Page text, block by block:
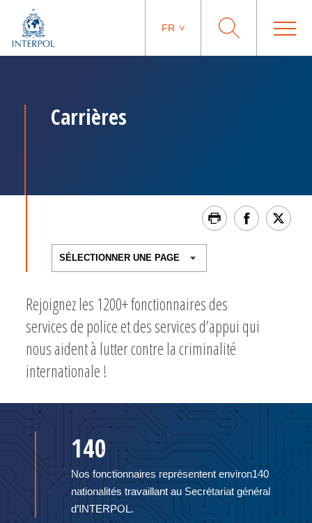
FR
Carrières
Rejoignez les 1200+ fonctionnaires des
services de police et des services d’appui qui
nous aident à lutter contre la criminalité
internationale !
140
Nos fonctionnaires représentent environ140
nationalités travaillant au Secrétariat général
d’INTERPOL.